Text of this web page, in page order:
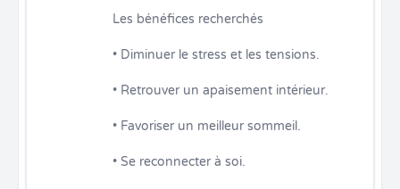
Les bénéfices recherchés
• Diminuer le stress et les tensions.
• Retrouver un apaisement intérieur.
• Favoriser un meilleur sommeil.
• Se reconnecter à soi.